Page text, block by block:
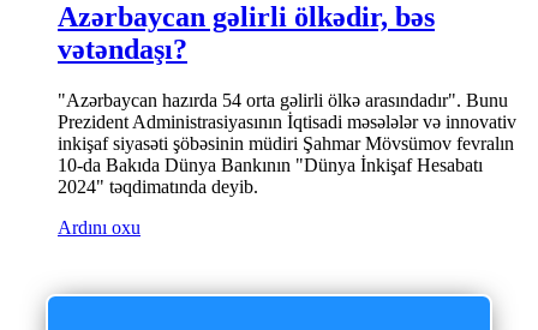
Azərbaycan gəlirli ölkədir, bəs
vətəndaşı?
"Azərbaycan hazırda 54 orta gəlirli ölkə arasındadır". Bunu
Prezident Administrasiyasının İqtisadi məsələlər və innovativ
inkişaf siyasəti şöbəsinin müdiri Şahmar Mövsümov fevralın
10-da Bakıda Dünya Bankının "Dünya İnkişaf Hesabatı
2024" təqdimatında deyib.
Ardını oxu